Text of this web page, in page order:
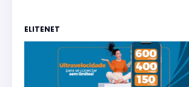
ELITENET